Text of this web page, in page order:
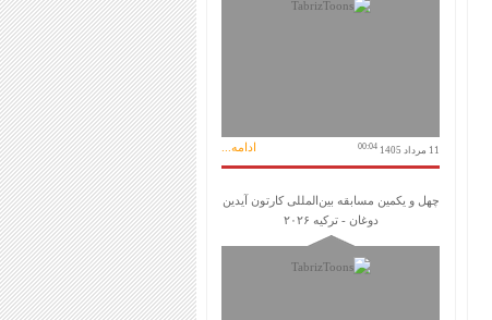
11 مرداد 1405 00:04 ادامه...
چهل و یکمین مسابقه بین‌المللی کارتون آیدین
دوغان - ترکیه ۲۰۲۶